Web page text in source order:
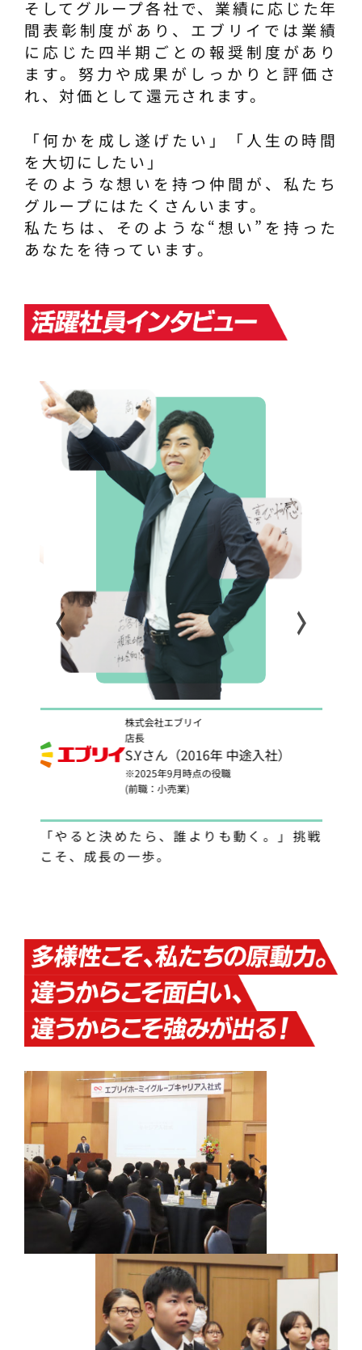
そしてグループ各社で、業績に応じた年
間表彰制度があり、エブリイでは業績
に応じた四半期ごとの報奨制度があり
ます。努力や成果がしっかりと評価さ
れ、対価として還元されます。
「何かを成し遂げたい」「人生の時間
を大切にしたい」
そのような想いを持つ仲間が、私たち
グループにはたくさんいます。
私たちは、そのような“想い”を持った
あなたを待っています。
株式会社エブリイ
店長
S.Yさん（2016年 中途入社）
※2025年9月時点の役職
(前職：小売業)
「やると決めたら、誰よりも動く。」挑戦
こそ、成長の一歩。